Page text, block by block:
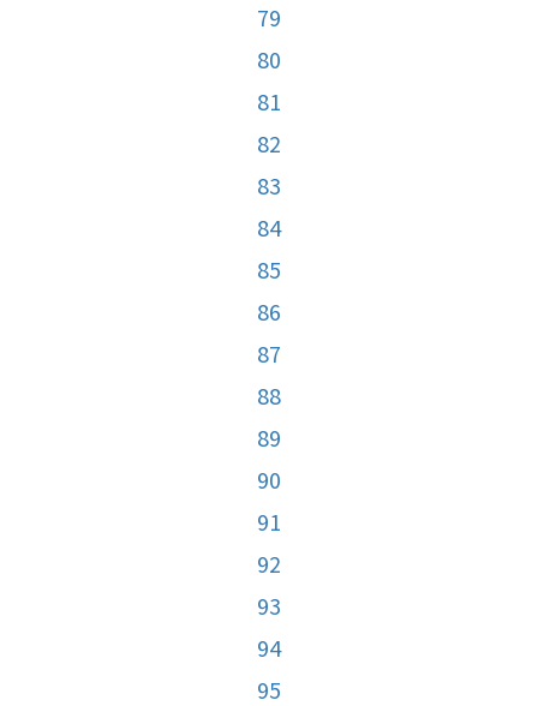
79
80
81
82
83
84
85
86
87
88
89
90
91
92
93
94
95